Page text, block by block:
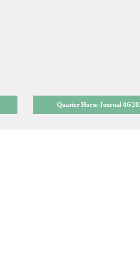
Quarter Horse Journal 06/